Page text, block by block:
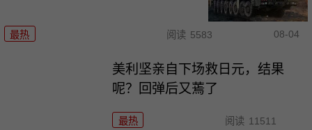
最热 阅读 5583 08-04
美利坚亲自下场救日元，结果
呢？回弹后又蔫了
最热 阅读 11511